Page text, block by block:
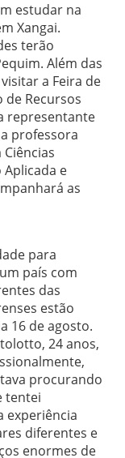
estudar na
Xangai.
terão
Além das
a Feira de
de Recursos
representante
professora
e
as
para
país com
das
estão
16 de agosto.
24 anos,
procurando
tentei
experiência
diferentes e
enormes de